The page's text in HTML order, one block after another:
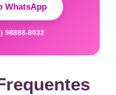
WhatsApp
98888-8032